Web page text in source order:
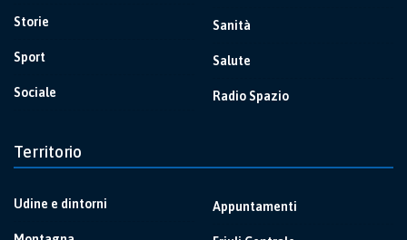
Storie
Sport
Sociale
Sanità
Salute
Radio Spazio
Territorio
Udine e dintorni Appuntamenti